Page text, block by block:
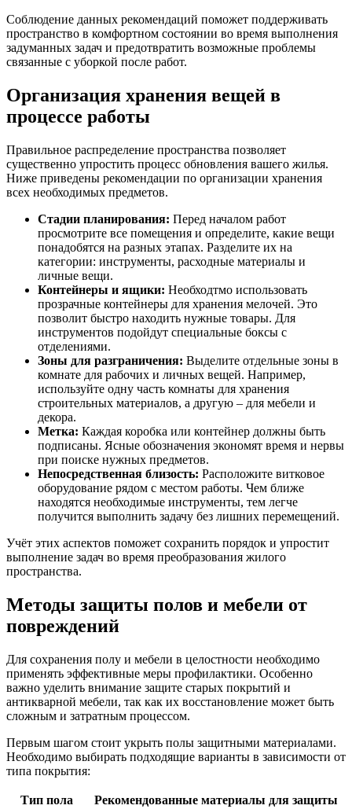
Соблюдение данных рекомендаций поможет поддерживать
пространство в комфортном состоянии во время выполнения
задуманных задач и предотвратить возможные проблемы
связанные с уборкой после работ.
Организация хранения вещей в
процессе работы
Правильное распределение пространства позволяет
существенно упростить процесс обновления вашего жилья.
Ниже приведены рекомендации по организации хранения
всех необходимых предметов.
Стадии планирования: Перед началом работ
просмотрите все помещения и определите, какие вещи
понадобятся на разных этапах. Разделите их на
категории: инструменты, расходные материалы и
личные вещи.
Контейнеры и ящики: Необходтмо использовать
прозрачные контейнеры для хранения мелочей. Это
позволит быстро находить нужные товары. Для
инструментов подойдут специальные боксы с
отделениями.
Зоны для разграничения: Выделите отдельные зоны в
комнате для рабочих и личных вещей. Например,
используйте одну часть комнаты для хранения
строительных материалов, а другую – для мебели и
декора.
Метка: Каждая коробка или контейнер должны быть
подписаны. Ясные обозначения экономят время и нервы
при поиске нужных предметов.
Непосредственная близость: Расположите витковое
оборудование рядом с местом работы. Чем ближе
находятся необходимые инструменты, тем легче
получится выполнить задачу без лишних перемещений.
Учёт этих аспектов поможет сохранить порядок и упростит
выполнение задач во время преобразования жилого
пространства.
Методы защиты полов и мебели от
повреждений
Для сохранения полу и мебели в целостности необходимо
применять эффективные меры профилактики. Особенно
важно уделить внимание защите старых покрытий и
антикварной мебели, так как их восстановление может быть
сложным и затратным процессом.
Первым шагом стоит укрыть полы защитными материалами.
Необходимо выбирать подходящие варианты в зависимости от
типа покрытия:
Тип пола
Рекомендованные материалы для защиты